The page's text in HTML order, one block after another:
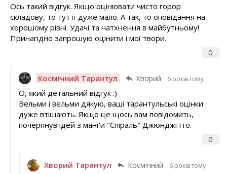
0
Ось такий відгук. Якщо оцінювати чисто горор
складову, то тут її дуже мало. А так, то оповідання на
хорошому рівні. Удачі та натхнення в майбутньому!
Принагідно запрошую оцінити і мої твори.
Космічний Тарантул Хворий 6 років тому
0
О, який детальний відгук :)
Вельми і вельми дякую, ваші тарантульські оцінки
дуже втішають. Якщо це щось вам повідомить,
почерпнув ідей з манґи "Спіраль" Джюнджі Іто.
Хворий Тарантул Космічний 6 років тому